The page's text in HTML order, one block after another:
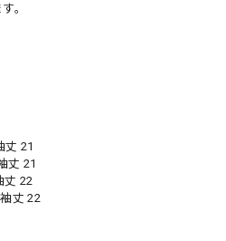
。
丈 21
丈 21
丈 22
丈 22